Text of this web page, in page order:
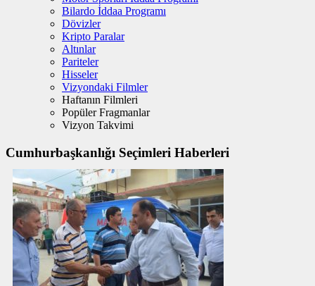
Bilardo İddaa Programı
Dövizler
Kripto Paralar
Altınlar
Pariteler
Hisseler
Vizyondaki Filmler
Haftanın Filmleri
Popüler Fragmanlar
Vizyon Takvimi
Cumhurbaşkanlığı Seçimleri Haberleri